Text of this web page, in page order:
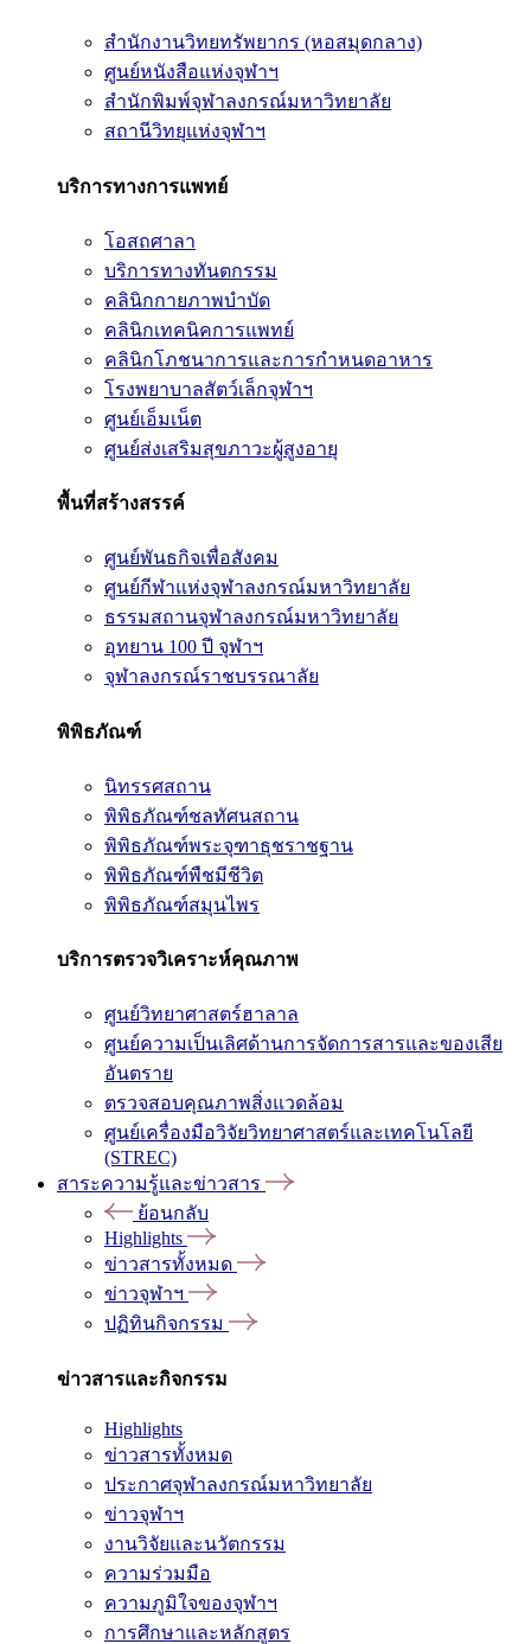
สำนักงานวิทยทรัพยากร (หอสมุดกลาง)
ศูนย์หนังสือแห่งจุฬาฯ
สำนักพิมพ์จุฬาลงกรณ์มหาวิทยาลัย
สถานีวิทยุแห่งจุฬาฯ
บริการทางการแพทย์
โอสถศาลา
บริการทางทันตกรรม
คลินิกกายภาพบำบัด
คลินิกเทคนิคการแพทย์
คลินิกโภชนาการและการกำหนดอาหาร
โรงพยาบาลสัตว์เล็กจุฬาฯ
ศูนย์เอ็มเน็ต
ศูนย์ส่งเสริมสุขภาวะผู้สูงอายุ
พื้นที่สร้างสรรค์
ศูนย์พันธกิจเพื่อสังคม
ศูนย์กีฬาแห่งจุฬาลงกรณ์มหาวิทยาลัย
ธรรมสถานจุฬาลงกรณ์มหาวิทยาลัย
อุทยาน 100 ปี จุฬาฯ
จุฬาลงกรณ์ราชบรรณาลัย
พิพิธภัณฑ์
นิทรรศสถาน
พิพิธภัณฑ์ชลทัศนสถาน
พิพิธภัณฑ์พระจุฑาธุชราชฐาน
พิพิธภัณฑ์พืชมีชีวิต
พิพิธภัณฑ์สมุนไพร
บริการตรวจวิเคราะห์คุณภาพ
ศูนย์วิทยาศาสตร์ฮาลาล
ศูนย์ความเป็นเลิศด้านการจัดการสารและของเสีย
อันตราย
ตรวจสอบคุณภาพสิ่งแวดล้อม
ศูนย์เครื่องมือวิจัยวิทยาศาสตร์และเทคโนโลยี
(STREC)
สาระความรู้และข่าวสาร
ย้อนกลับ
Highlights
ข่าวสารทั้งหมด
ข่าวจุฬาฯ
ปฏิทินกิจกรรม
ข่าวสารและกิจกรรม
Highlights
ข่าวสารทั้งหมด
ประกาศจุฬาลงกรณ์มหาวิทยาลัย
ข่าวจุฬาฯ
งานวิจัยและนวัตกรรม
ความร่วมมือ
ความภูมิใจของจุฬาฯ
การศึกษาและหลักสูตร